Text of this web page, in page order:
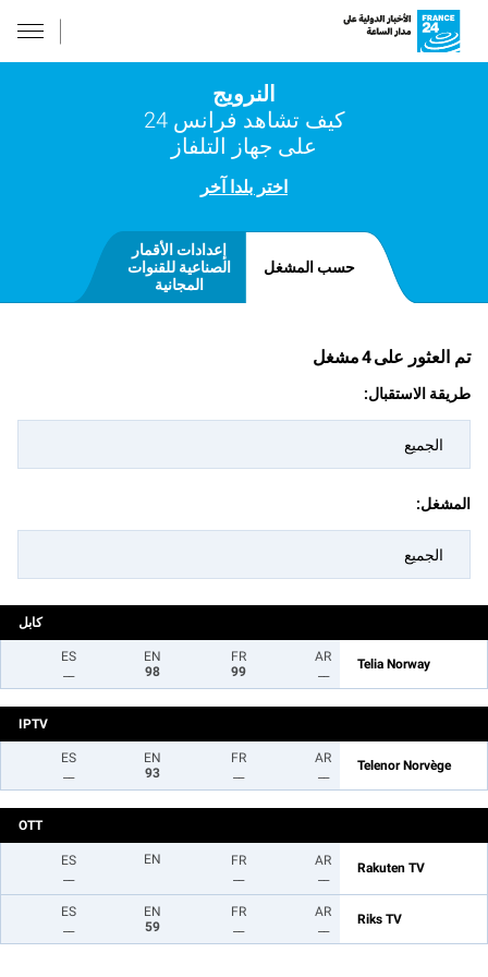
النرويج
كيف تشاهد فرانس 24
على جهاز التلفاز
اختر بلدا آخر
حسب المشغل
إعدادات الأقمار
الصناعية للقنوات
المجانية
مشغل4تم العثور على
طريقة الاستقبال:
الجميع
المشغل:
الجميع
كابل
Telia Norway
AR
FR
99
EN
98
ES
IPTV
Telenor Norvège
AR
FR
EN
93
ES
OTT
Rakuten TV
AR
FR
EN
ES
Riks TV
AR
FR
EN
59
ES